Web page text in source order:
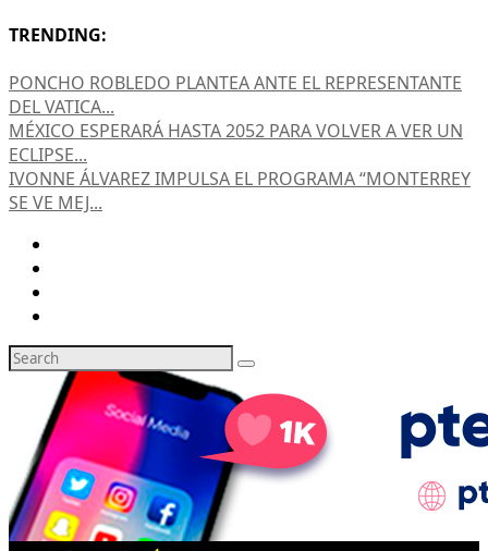
TRENDING:
PONCHO ROBLEDO PLANTEA ANTE EL REPRESENTANTE
DEL VATICA...
MÉXICO ESPERARÁ HASTA 2052 PARA VOLVER A VER UN
ECLIPSE...
IVONNE ÁLVAREZ IMPULSA EL PROGRAMA “MONTERREY
SE VE MEJ...